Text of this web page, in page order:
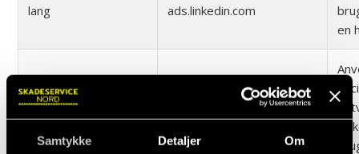
Samtykke Detaljer Om
lang ads.linkedin.com
en
lidc linkedin.com